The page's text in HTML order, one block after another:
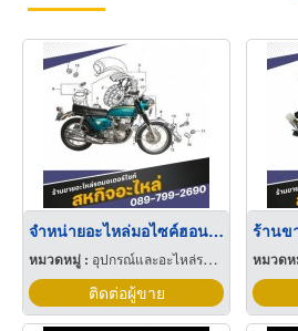
จำหน่ายอะไหล่มอไซค์ฮอนด้า ราคาถูก
หมวดหมู่ : อุปกรณ์และอะไหล่รถจักรยานยนต์และรถสกูตเตอร์
ติดต่อผู้ขาย
หมวดห